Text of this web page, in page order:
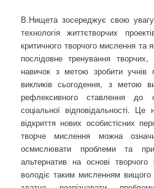
В.Нищета зосереджує свою
технологія життєтворчих
критичного творчого мислення та
послідовне тренування творчих,
навичок з метою зробити учнів
викликів сьогодення, з метою
рефлексивного ставлення до
соціальної відповідальності.
відкриття нових особистісних
творче мислення можна
осмислювати проблеми та
альтернатив на основі
володіє таким мисленням